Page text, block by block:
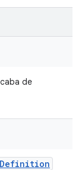
de
Definition